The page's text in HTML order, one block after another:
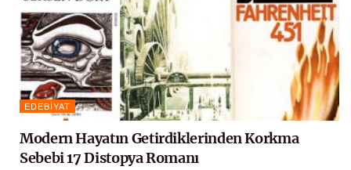
EDEBIYAT
Modern Hayatın Getirdiklerinden Korkma
Sebebi 17 Distopya Romanı